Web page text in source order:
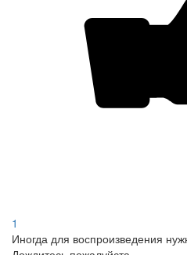
1
Иногда для воспроизведения